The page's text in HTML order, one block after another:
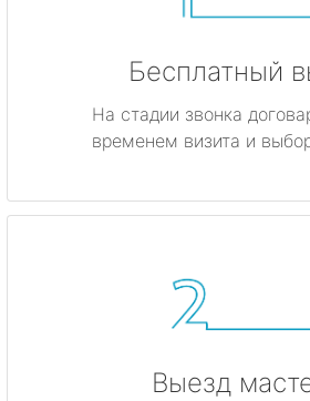
Бесплатный
На стадии звонка
временем визита и
Выезд